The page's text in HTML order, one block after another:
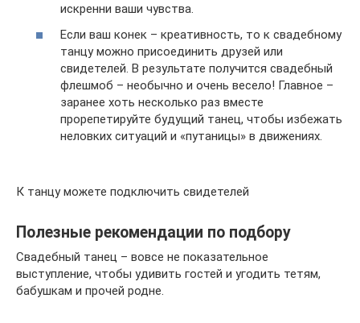
искренни ваши чувства.
Если ваш конек – креативность, то к свадебному
танцу можно присоединить друзей или
свидетелей. В результате получится свадебный
флешмоб – необычно и очень весело! Главное –
заранее хоть несколько раз вместе
прорепетируйте будущий танец, чтобы избежать
неловких ситуаций и «путаницы» в движениях.
К танцу можете подключить свидетелей
Полезные рекомендации по подбору
Свадебный танец – вовсе не показательное
выступление, чтобы удивить гостей и угодить тетям,
бабушкам и прочей родне.